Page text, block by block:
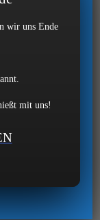
erzählt
Whisky-
wir uns Ende
mit uns!